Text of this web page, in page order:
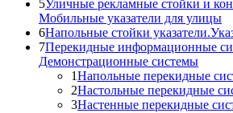
5Уличные рекламные стойки и
Мобильные указатели для улицы
6Напольные стойки
7Перекидные информационные
Демонстрационные системы
1Напольные перекидные
2Настольные перекидные
3Настенные перекидные